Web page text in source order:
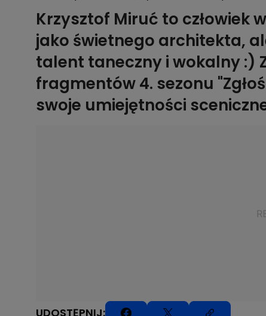
Krzysztof Miruć to człowiek
jako świetnego architekta,
talent taneczny i wokalny :)
fragmentów 4. sezonu
swoje umiejętności
UDOSTĘPNIJ: